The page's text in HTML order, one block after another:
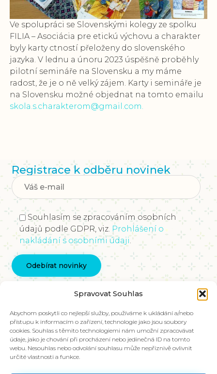
Spravovat Souhlas
Abychom poskytli co nejlepší služby, používáme k ukládání a/nebo
přístupu k informacím o zařízení, technologie jako jsou soubory
cookies. Souhlas s těmito technologiemi nám umožní zpracovávat
údaje, jako je chování při procházení nebo jedinečná ID na tomto
webu. Nesouhlas nebo odvolání souhlasu může nepříznivě ovlivnit
určité vlastnosti a funkce.
Ve spolupráci se Slovenskými kolegy ze spolku
FILIA – Asociácia pre etickú výchovu a charakter
byly karty ctností přeloženy do slovenského
jazyka. V lednu a únoru 2023 úspěšně proběhly
pilotní semináře na Slovensku a my máme
radost, že je o ně velký zájem. Karty i semináře je
na Slovensku možné objednat na tomto emailu
skola.s.charakterom@gmail.com.
Registrace k odběru novinek
Souhlasím se zpracováním osobních
údajů podle GDPR, viz. Prohlášení o
nakládání s osobními údaji.
Kontaktujte nás
info@vychovakectnostem.cz
Nadace Pangea, Rohanské nábřeží 671/15, Karlín,
186 00 Praha 8
V případě zájmu o materiály ve slovenštině,
kontaktujte kolegy na emailu: